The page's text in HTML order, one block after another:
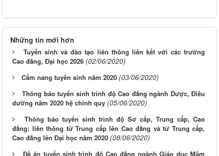
Những tin mới hơn
Tuyển sinh và đào tạo liên thông liên kết với các trường
Cao đẳng, Đại học 2026 (02/06/2020)
Cẩm nang tuyển sinh năm 2020 (03/06/2020)
Thông báo tuyển sinh trình độ Cao đẳng ngành Dược, Điều
dưỡng năm 2020 hệ chính quy (05/06/2020)
Thông báo tuyển sinh trình độ Sơ cấp, Trung cấp, Cao
đẳng; liên thông từ Trung cấp lên Cao đẳng và từ Trung cấp,
Cao đẳng lên Đại học năm 2020 (08/06/2020)
Đề án tuyển sinh trình độ Cao đẳng ngành Giáo dục Mầm